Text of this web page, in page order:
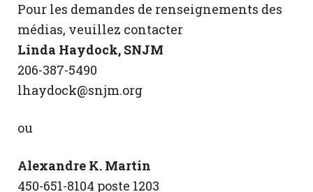
Pour les demandes de renseignements des
médias, veuillez contacter
Linda Haydock, SNJM
206-387-5490
lhaydock@snjm.org
ou
Alexandre K. Martin
450-651-8104 poste 1203